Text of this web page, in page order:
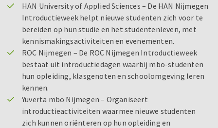
HAN University of Applied Sciences – De HAN Nijmegen
Introductieweek helpt nieuwe studenten zich voor te
bereiden op hun studie en het studentenleven, met
kennismakingsactiviteiten en evenementen.
ROC Nijmegen – De ROC Nijmegen Introductieweek
bestaat uit introductiedagen waarbij mbo-studenten
hun opleiding, klasgenoten en schoolomgeving leren
kennen.
Yuverta mbo Nijmegen – Organiseert
introductieactiviteiten waarmee nieuwe studenten
zich kunnen oriënteren op hun opleiding en